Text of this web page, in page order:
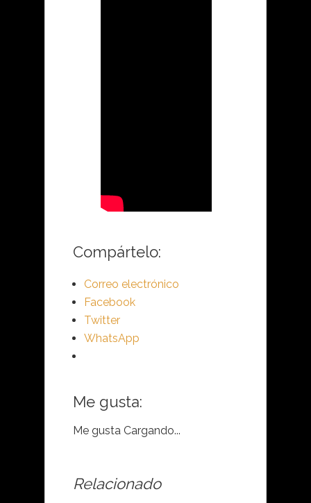
Compártelo:
Correo electrónico
Facebook
Twitter
WhatsApp
Me gusta:
Me gusta Cargando...
Relacionado